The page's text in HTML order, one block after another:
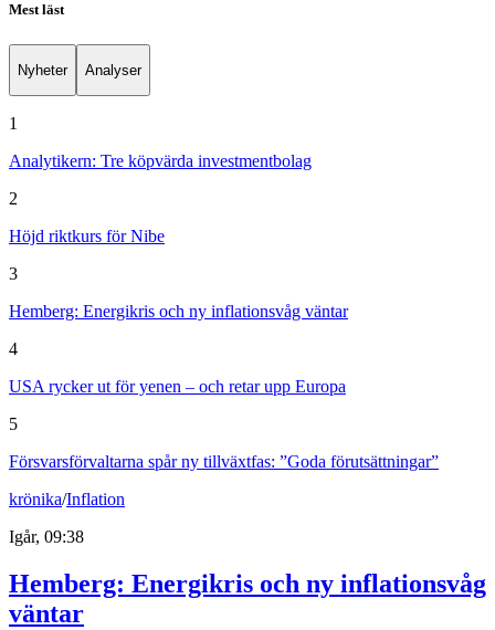
Mest läst
Nyheter Analyser
1
Analytikern: Tre köpvärda investmentbolag
2
Höjd riktkurs för Nibe
3
Hemberg: Energikris och ny inflationsvåg väntar
4
USA rycker ut för yenen – och retar upp Europa
5
Försvarsförvaltarna spår ny tillväxtfas: ”Goda förutsättningar”
krönika/Inflation
Igår, 09:38
Hemberg: Energikris och ny inflationsvåg
väntar